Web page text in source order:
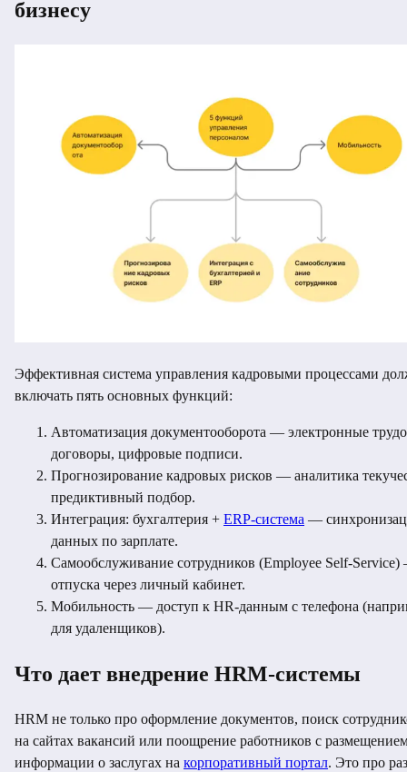
бизнесу
Эффективная система управления кадровыми процессами
включать пять основных функций:
Автоматизация документооборота — электронные
договоры, цифровые подписи.
Прогнозирование кадровых рисков — аналитика
предиктивный подбор.
Интеграция: бухгалтерия + ERP-система —
данных по зарплате.
Самообслуживание сотрудников (Employee Self-
отпуска через личный кабинет.
Мобильность — доступ к HR-данным с телефона
для удаленщиков).
Что дает внедрение HRM-системы
HRM не только про оформление документов, поиск
на сайтах вакансий или поощрение работников с
информации о заслугах на корпоративный портал. Это про